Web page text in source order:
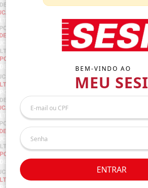
BEM-VINDO AO
MEU SESI
ENTRAR